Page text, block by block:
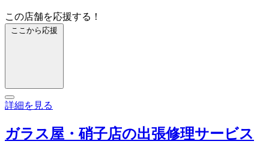
この店舗を応援する！
ここから応援
詳細を見る
ガラス屋・硝子店の出張修理サービス